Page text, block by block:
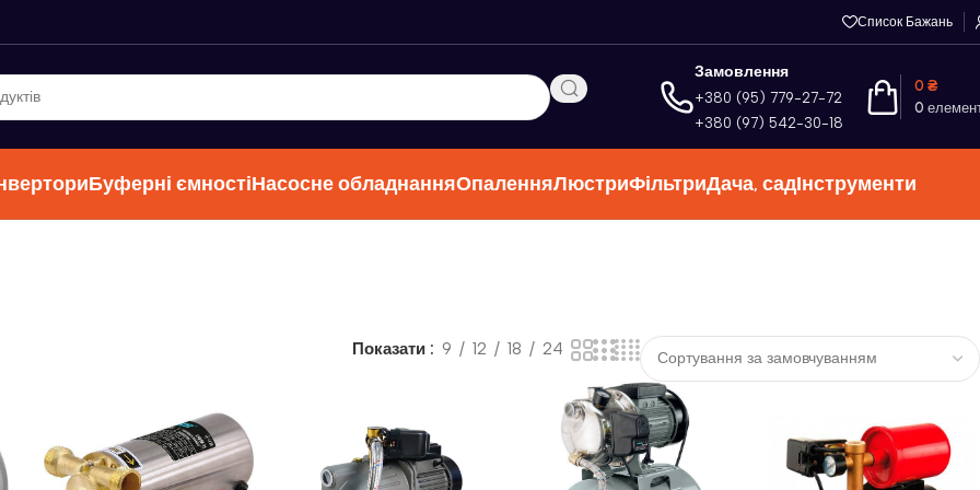
Список Бажань
Замовлення
+380 (95) 779-27-72
+380 (97) 542-30-18
0
0 ₴
Буферні ємностіНасосне обладнанняОпаленняЛюстриФільтриДача, садІнструменти
Показати 9 12 18 24